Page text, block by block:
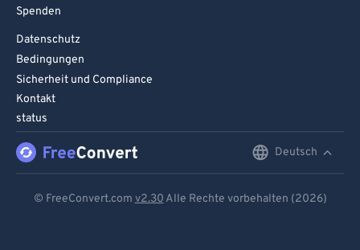
Spenden
Datenschutz
Bedingungen
Sicherheit und Compliance
Kontakt
status
Deutsch
© FreeConvert.com v2.30 Alle Rechte vorbehalten (2026)